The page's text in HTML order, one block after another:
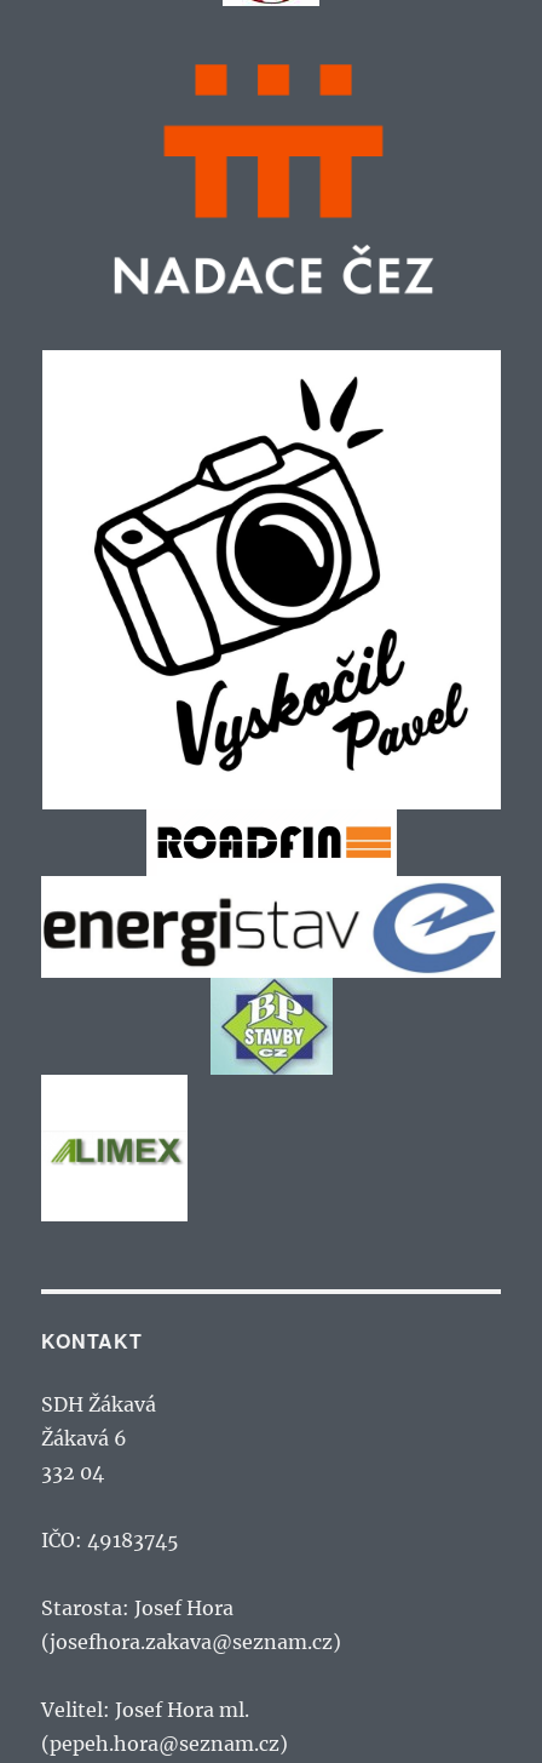
KONTAKT
SDH Žákavá
Žákavá 6
332 04
IČO: 49183745
Starosta: Josef Hora
(josefhora.zakava@seznam.cz)
Velitel: Josef Hora ml.
(pepeh.hora@seznam.cz)